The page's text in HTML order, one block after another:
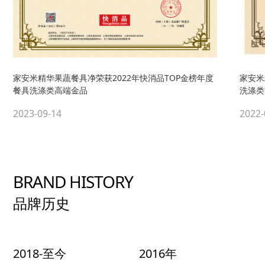
家安米精华果蔬餐具净荣获2022年快消品TOP金榜年度
餐具洗涤类高端金品
2023-09-14
家安
洗涤
BRAND HISTORY
品牌历史
2018-至今 2016年